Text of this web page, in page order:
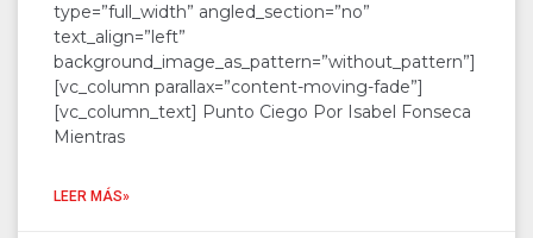
type=”full_width” angled_section=”no”
text_align=”left”
background_image_as_pattern=”without_pattern”]
[vc_column parallax=”content-moving-fade”]
[vc_column_text] Punto Ciego Por Isabel Fonseca
Mientras
LEER MÁS»